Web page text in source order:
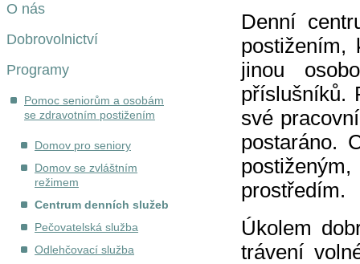
O nás
Dobrovolnictví
Programy
Pomoc seniorům a osobám
se zdravotním postižením
Domov pro seniory
Domov se zvláštním
režimem
Centrum denních služeb
Pečovatelská služba
Odlehčovací služba
Denní
postižením,
jinou
příslušníků.
své
postaráno.
prostředím.
Úkolem
trávení